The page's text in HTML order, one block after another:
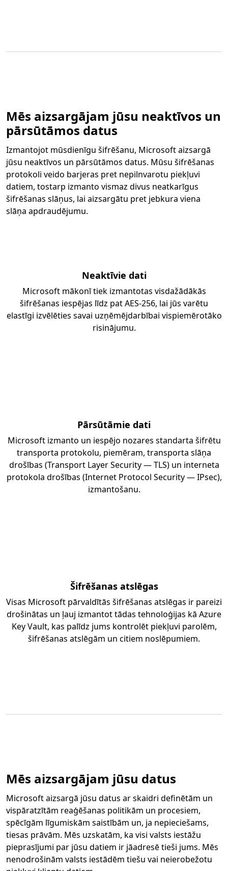
Mēs aizsargājam jūsu neaktīvos un
pārsūtāmos datus
Izmantojot mūsdienīgu šifrēšanu, Microsoft aizsargā
jūsu neaktīvos un pārsūtāmos datus. Mūsu šifrēšanas
protokoli veido barjeras pret nepilnvarotu piekļuvi
datiem, tostarp izmanto vismaz divus neatkarīgus
šifrēšanas slāņus, lai aizsargātu pret jebkura viena
slāņa apdraudējumu.
Neaktīvie dati
Microsoft mākonī tiek izmantotas visdažādākās
šifrēšanas iespējas līdz pat AES-256, lai jūs varētu
elastīgi izvēlēties savai uzņēmējdarbībai vispiemērotāko
risinājumu.
Pārsūtāmie dati
Microsoft izmanto un iespējo nozares standarta šifrētu
transporta protokolu, piemēram, transporta slāņa
drošības (Transport Layer Security — TLS) un interneta
protokola drošības (Internet Protocol Security — IPsec),
izmantošanu.
Šifrēšanas atslēgas
Visas Microsoft pārvaldītās šifrēšanas atslēgas ir pareizi
drošinātas un ļauj izmantot tādas tehnoloģijas kā Azure
Key Vault, kas palīdz jums kontrolēt piekļuvi parolēm,
šifrēšanas atslēgām un citiem noslēpumiem.
Mēs aizsargājam jūsu datus
Microsoft aizsargā jūsu datus ar skaidri definētām un
vispāratzītām reaģēšanas politikām un procesiem,
spēcīgām līgumiskām saistībām un, ja nepieciešams,
tiesas prāvām. Mēs uzskatām, ka visi valsts iestāžu
pieprasījumi par jūsu datiem ir jāadresē tieši jums. Mēs
nenodrošinām valsts iestādēm tiešu vai neierobežotu